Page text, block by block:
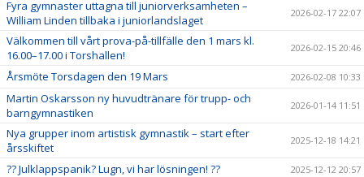
Fyra gymnaster uttagna till juniorverksamheten –
William Linden tillbaka i juniorlandslaget
2026-02-17 22:07
Välkommen till vårt prova-på-tillfälle den 1 mars kl.
16.00–17.00 i Torshallen!
2026-02-15 20:46
Årsmöte Torsdagen den 19 Mars 2026-02-08 10:33
Martin Oskarsson ny huvudtränare för trupp- och
barngymnastiken
2026-01-14 11:51
Nya grupper inom artistisk gymnastik – start efter
årsskiftet
2025-12-18 14:21
?? Julklappspanik? Lugn, vi har lösningen! ?? 2025-12-12 20:57